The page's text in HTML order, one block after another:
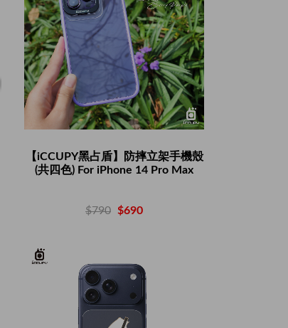
【iCCUPY黑占盾】防摔立架手機殼
(共四色) For iPhone 14 Pro Max
$790 $690